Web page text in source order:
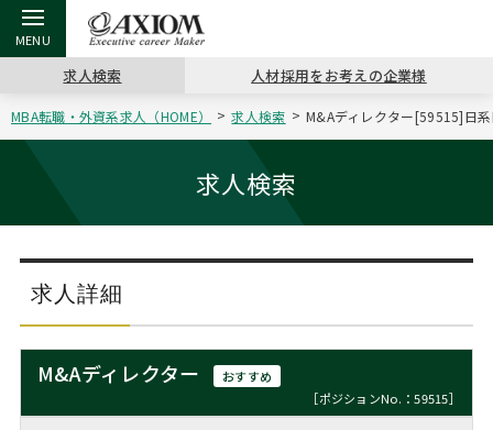
戻る
アクシアムの特長
戻る
コンサ
サービス案内
戻る
キャリ
コンサルタントの紹介
戻る
キャリア支援 TOP
キャリアデザイン講座
（最新求人市場動向）
戻る
MBAの
おわり
ステージ別アドバイス
MBAの転職事例
MBAからのFAQ
戻る
日本か
戻る
転職ツール TOP
英文レジュメの書き方
戻る
パワー
職務経歴書の書き方
戻る
転職コラム TOP
“展”職相談室
転職市場の明日をよめ
戻る
イベント・セミナー TOP
ジョブフェア
キャリアデザインセミナー
戻る
会社概要 TOP
沿革
主なクライアント
求人検索 人材採用をお考えの企業様
MBA転職・外資系求人（HOME） 求人検索 M&Aディレクター[59515]日
求人検索
求人詳細
M&Aディレクター
おすすめ
［ポジションNo.：59515］